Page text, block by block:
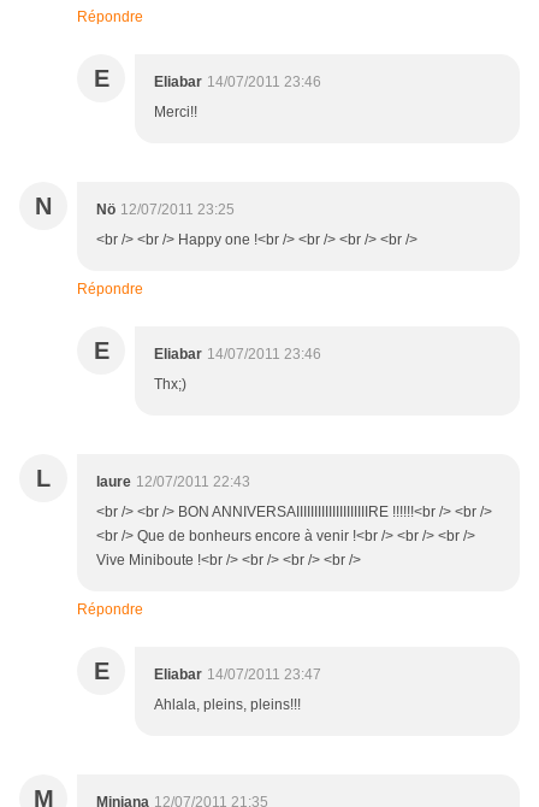
Répondre
E Eliabar 14/07/2011 23:46
Merci!!
N Nö 12/07/2011 23:25
<br /> <br /> Happy one !<br /> <br /> <br /> <br />
Répondre
E Eliabar 14/07/2011 23:46
Thx;)
L laure 12/07/2011 22:43
<br /> <br /> BON ANNIVERSAIIIIIIIIIIIIIIIIIIIIRE !!!!!!<br /> <br />
<br /> Que de bonheurs encore à venir !<br /> <br /> <br />
Vive Miniboute !<br /> <br /> <br /> <br />
Répondre
E Eliabar 14/07/2011 23:47
Ahlala, pleins, pleins!!!
M Miniana 12/07/2011 21:35